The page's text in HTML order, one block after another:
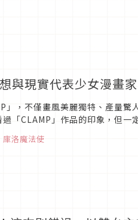
現實代表少女漫畫家
，不僅畫風美麗獨特、產量驚
「CLAMP」作品的印象，但一
是有哪些特別之處，趕快...
庫洛魔法使